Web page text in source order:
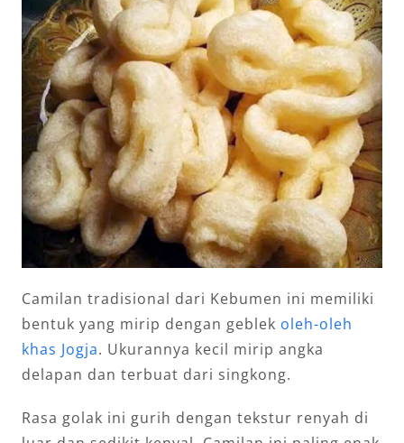
Camilan tradisional dari Kebumen ini memiliki
bentuk yang mirip dengan geblek oleh-oleh
khas Jogja. Ukurannya kecil mirip angka
delapan dan terbuat dari singkong.
Rasa golak ini gurih dengan tekstur renyah di